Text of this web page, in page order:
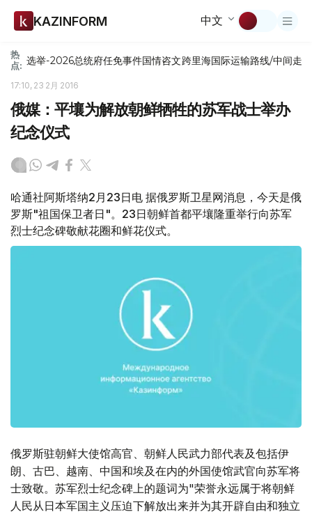
KAZINFORM 中文
热
点: 选举-2026总统府任免事件国情咨文跨里海国际运输路线/中间走廊
17:10, 23 2月 2016
俄媒：平壤为解放朝鲜牺牲的苏军战士举办
纪念仪式
哈通社阿斯塔纳2月23日电 据俄罗斯卫星网消息，今天是俄
罗斯"祖国保卫者日"。23日朝鲜首都平壤隆重举行向苏军
烈士纪念碑敬献花圈和鲜花仪式。
俄罗斯驻朝鲜大使馆高官、朝鲜人民武力部代表及包括伊
朗、古巴、越南、中国和埃及在内的外国使馆武官向苏军将
士致敬。苏军烈士纪念碑上的题词为"荣誉永远属于将朝鲜
人民从日本军国主义压迫下解放出来并为其开辟自由和独立